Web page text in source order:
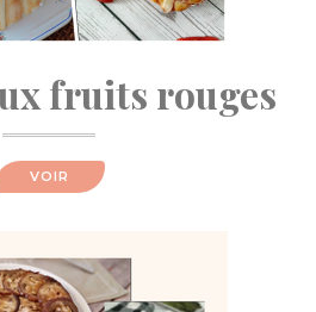
fruits rouges
VOIR